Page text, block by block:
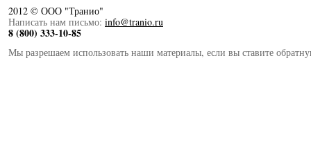
2012 © ООО "Транио"
Написать нам письмо: info@tranio.ru
8 (800) 333-10-85
Мы разрешаем использовать наши материалы, если вы ставите